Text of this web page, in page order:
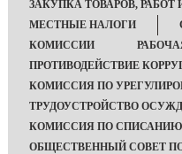
ЗАКУПКА ТОВАРОВ, РАБОТ
МЕСТНЫЕ НАЛОГИ
КОМИССИИ
ПРОТИВОДЕЙСТВИЕ
КОМИССИЯ ПО
ТРУДОУСТРОЙСТВО
КОМИССИЯ ПО
ОБЩЕСТВЕННЫЙ СОВЕТ